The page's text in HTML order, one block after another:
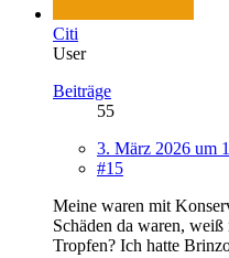
Citi
User
Beiträge
55
3. März 2026 um
#15
Meine waren mit
Schäden da waren,
Tropfen? Ich hatte